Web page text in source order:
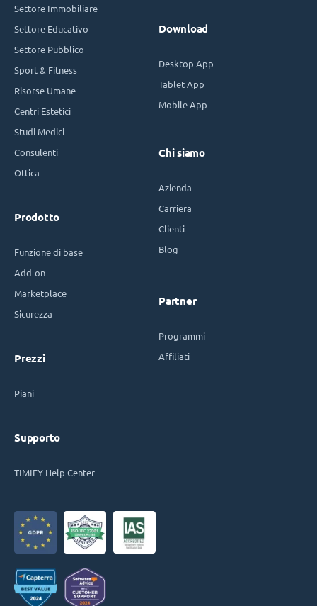
Settore Immobiliare
Settore Educativo
Settore Pubblico
Sport & Fitness
Risorse Umane
Centri Estetici
Studi Medici
Consulenti
Ottica
Prodotto
Funzione di base
Add-on
Marketplace
Sicurezza
Prezzi
Piani
Supporto
TIMIFY Help Center
Download
Desktop App
Tablet App
Mobile App
Chi siamo
Azienda
Carriera
Clienti
Blog
Partner
Programmi
Affiliati